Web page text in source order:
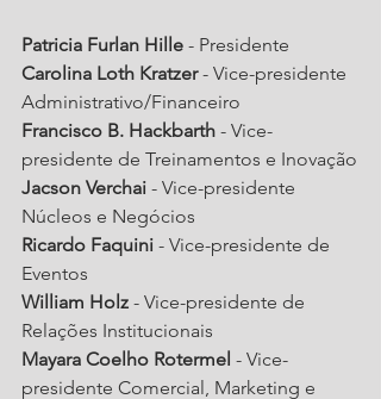
Patricia Furlan Hille - Presidente
Carolina Loth Kratzer - Vice-presidente
Administrativo/Financeiro
Francisco B. Hackbarth - Vice-
presidente de Treinamentos e Inovação
Jacson Verchai - Vice-presidente
Núcleos e Negócios
Ricardo Faquini - Vice-presidente de
Eventos
William Holz - Vice-presidente de
Relações Institucionais
Mayara Coelho Rotermel - Vice-
presidente Comercial, Marketing e